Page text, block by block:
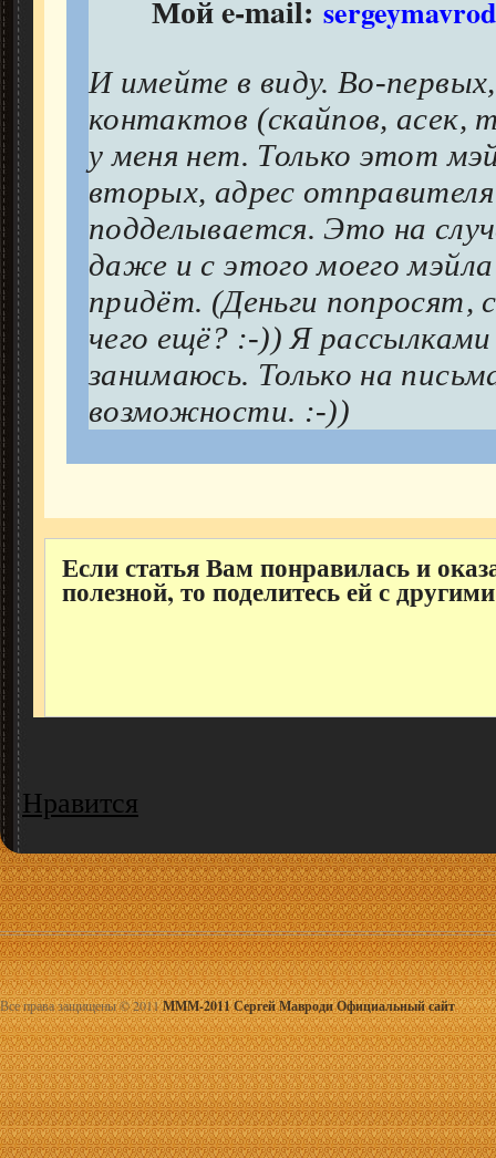
Мой e-mail:
И имейте в виду. Во-первых,
контактов (скайпов, асек,
у меня нет. Только этот
вторых, адрес отправителя
подделывается. Это на
даже и с этого моего
придёт. (Деньги попросят,
чего ещё? :-)) Я
занимаюсь. Только на
возможности. :-))
Если статья Вам понравилась и
полезной, то поделитесь ей с
Нравится
Все права защищены © 2011МММ-2011 Сергей Мавроди Официальный сайт